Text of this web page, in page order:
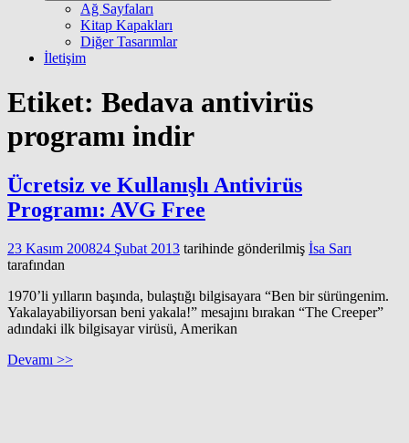
Ağ Sayfaları
Kitap Kapakları
Diğer Tasarımlar
İletişim
Etiket: Bedava antivirüs
programı indir
Ücretsiz ve Kullanışlı Antivirüs
Programı: AVG Free
23 Kasım 200824 Şubat 2013 tarihinde gönderilmiş İsa Sarı
tarafından
1970’li yılların başında, bulaştığı bilgisayara “Ben bir sürüngenim.
Yakalayabiliyorsan beni yakala!” mesajını bırakan “The Creeper”
adındaki ilk bilgisayar virüsü, Amerikan
Devamı >>